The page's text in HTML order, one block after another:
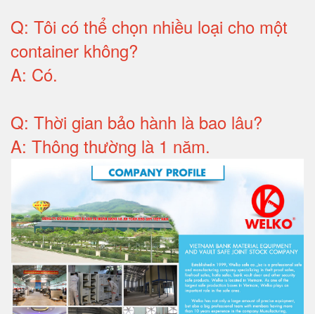
Q: Tôi có thể chọn nhiều loại cho một
container không?
A: Có.
Q: Thời gian bảo hành là bao lâu?
A: Thông thường là 1 năm.